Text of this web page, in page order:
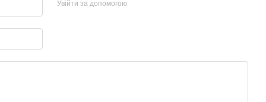
Увійти за допомогою